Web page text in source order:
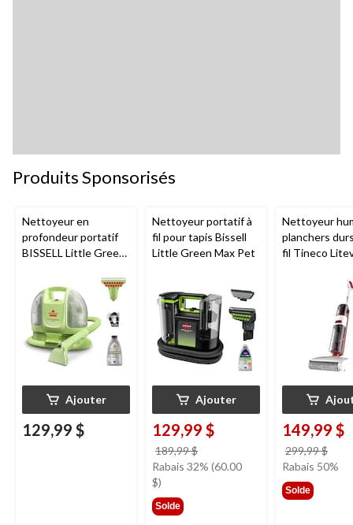
Produits Sponsorisés
Nettoyeur en
profondeur portatif
BISSELL Little Green
tapis et tissus
d'ameublement
Ajouter
129,99 $
Nettoyeur portatif à
fil pour tapis Bissell
Little Green Max Pet
Ajouter
129,99 $
189,99 $
était
Rabais 32% (60.00
$)
Solde
Nettoyeur
planchers
fil Tineco
149,99 $
299,99 $
était
Rabais 50%
Solde